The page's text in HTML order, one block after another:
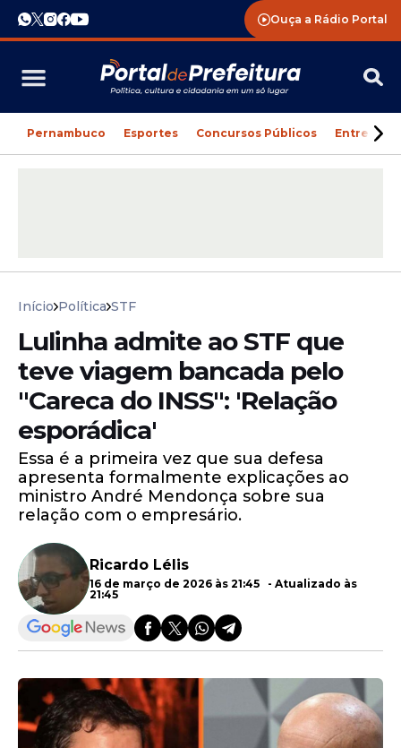
Ouça a Rádio Portal
Pernambuco Esportes Concursos Públicos
Início Política STF
Lulinha admite ao STF que
teve viagem bancada pelo
"Careca do INSS": 'Relação
esporádica'
Essa é a primeira vez que sua defesa
apresenta formalmente explicações ao
ministro André Mendonça sobre sua
relação com o empresário.
Ricardo Lélis
16 de março de 2026 às 21:45 - Atualizado às
21:45